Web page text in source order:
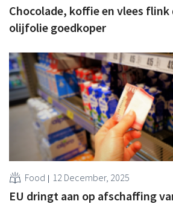
Chocolade, koffie en vlees flink
olijfolie goedkoper
Food 12 December, 2025
EU dringt aan op afschaffing